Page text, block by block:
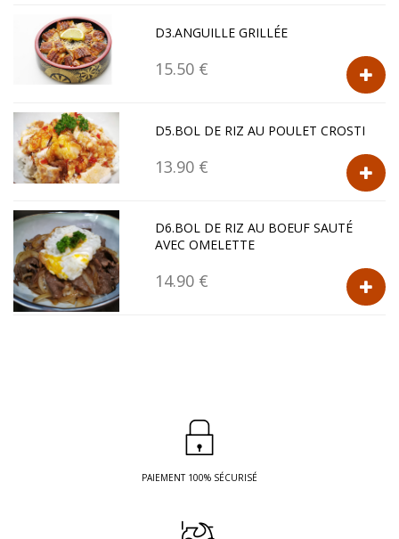
D3.ANGUILLE GRILLÉE
15.50 €
D5.BOL DE RIZ AU POULET CROSTI
13.90 €
D6.BOL DE RIZ AU BOEUF SAUTÉ
AVEC OMELETTE
14.90 €
PAIEMENT 100% SÉCURISÉ